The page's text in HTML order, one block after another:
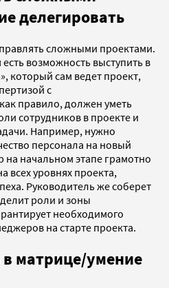
делегировать
сложными проектами.
возможность выступить в
который сам ведет проект,
с
правило, должен уметь
сотрудников в проекте и
Например, нужно
персонала на новый
начальном этапе грамотно
всех уровнях проекта,
Руководитель же соберет
роли и зоны
необходимого
на старте проекта.
в матрице/умение